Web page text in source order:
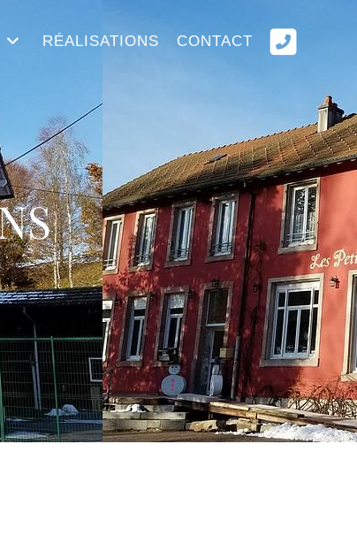
RÉALISATIONS CONTACT